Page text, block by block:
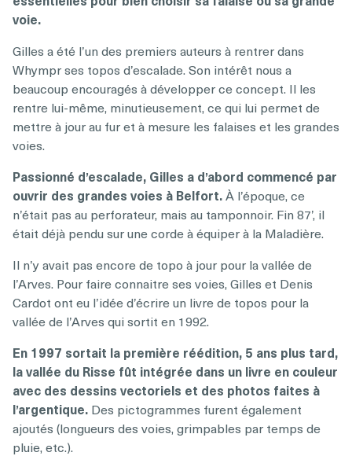
voie.
Gilles a été l’un des premiers auteurs à rentrer dans
Whympr ses topos d’escalade. Son intérêt nous a
beaucoup encouragés à développer ce concept. Il les
rentre lui-même, minutieusement, ce qui lui permet de
mettre à jour au fur et à mesure les falaises et les grandes
voies.
Passionné d’escalade, Gilles a d’abord commencé par
ouvrir des grandes voies à Belfort.À l’époque, ce
n’était pas au perforateur, mais au tamponnoir. Fin 87’, il
était déjà pendu sur une corde à équiper à la Maladière.
Il n’y avait pas encore de topo à jour pour la vallée de
l’Arves. Pour faire connaitre ses voies, Gilles et Denis
Cardot ont eu l’idée d’écrire un livre de topos pour la
vallée de l’Arves qui sortit en 1992.
En 1997 sortait la première réédition, 5 ans plus tard,
la vallée du Risse fût intégrée dans un livre en couleur
avec des dessins vectoriels et des photos faites à
l’argentique. Des pictogrammes furent également
ajoutés (longueurs des voies, grimpables par temps de
pluie, etc.).